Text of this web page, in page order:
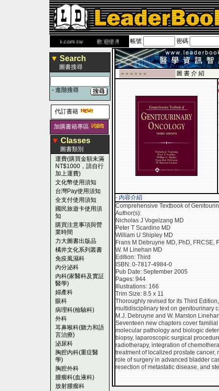
www.leaderbook.com.tw歡迎使用 國民旅遊卡！！
帳號 密碼
▼ Search
圖書搜尋
- 進階搜尋
代訂書籍
加購書籍專區
▼ Classes
圖書類別
運費(購買金額未滿
NT$1000，請自行
加上運費)
文化幣使用須知
台灣Pay使用須知
全支付使用須知
國民旅遊卡使用須
知
購買注意事項與營
業時間
力大圖書出版品
橘井文化系列叢書
免疫風濕科
內分泌科
內科(家醫科及實証
醫學)
婦產科
眼科
病理科(檢驗科)
外科
耳鼻喉科(聽力和語
言治療)
泌尿科
胸腔內科(重症醫
學)
胸腔外科
腫瘤科(血液科)
放射腫瘤科
-■ ■ ■ ■ ■ ■
圖 書 介 紹
- 內容介紹
Comprehensive Textbook of
Author(s):
Nicholas J Vogelzang MD
Peter T Scardino MD
William U Shipley MD
Frans M Debruyne MD, PhD, FRCSE,
W. M Linehan MD
Edition: Third
ISBN: 0-7817-4984-0
Pub Date: September 2005
Pages: 944
Illustrations: 166
Trim Size: 8.5 x 11
Thoroughly revised for its Third
multidisciplinary text on genitourinary
M.J. Debruyne and W. Marston
Seventeen new chapters cover
molecular pathology and biologic
biopsy, laparoscopic surgical
radiotherapy, integration of
treatment of localized prostate cancer,
role of surgery in advanced bladder
resection of metastatic disease, and